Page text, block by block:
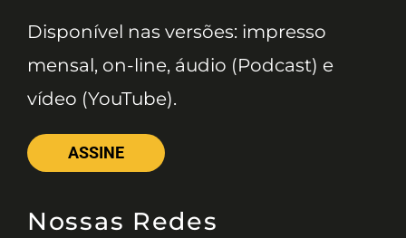
Disponível nas versões: impresso
mensal, on-line, áudio (Podcast) e
vídeo (YouTube).
ASSINE
Nossas Redes